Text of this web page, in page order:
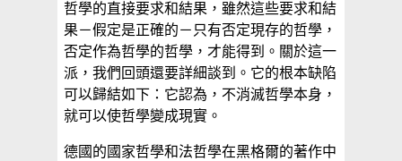
哲學的直接要求和結果，雖然這些要求和結
果－假定是正確的－只有否定現存的哲學，
否定作為哲學的哲學，才能得到。關於這一
派，我們回頭還要詳細談到。它的根本缺陷
可以歸結如下：它認為，不消滅哲學本身，
就可以使哲學變成現實。
德國的國家哲學和法哲學在黑格爾的著作中